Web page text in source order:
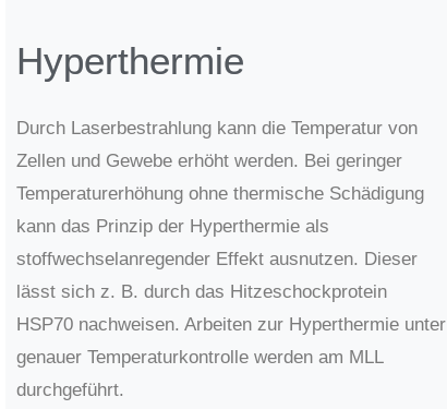
Hyperthermie
Durch Laserbestrahlung kann die Temperatur von
Zellen und Gewebe erhöht werden. Bei geringer
Temperaturerhöhung ohne thermische Schädigung
kann das Prinzip der Hyperthermie als
stoffwechselanregender Effekt ausnutzen. Dieser
lässt sich z. B. durch das Hitzeschockprotein
HSP70 nachweisen. Arbeiten zur Hyperthermie unter
genauer Temperaturkontrolle werden am MLL
durchgeführt.